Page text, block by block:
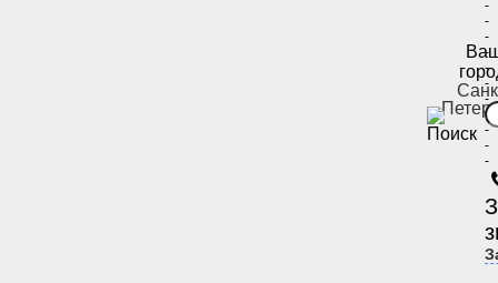
-
-
-
-
-
-
-
-
-
-
-